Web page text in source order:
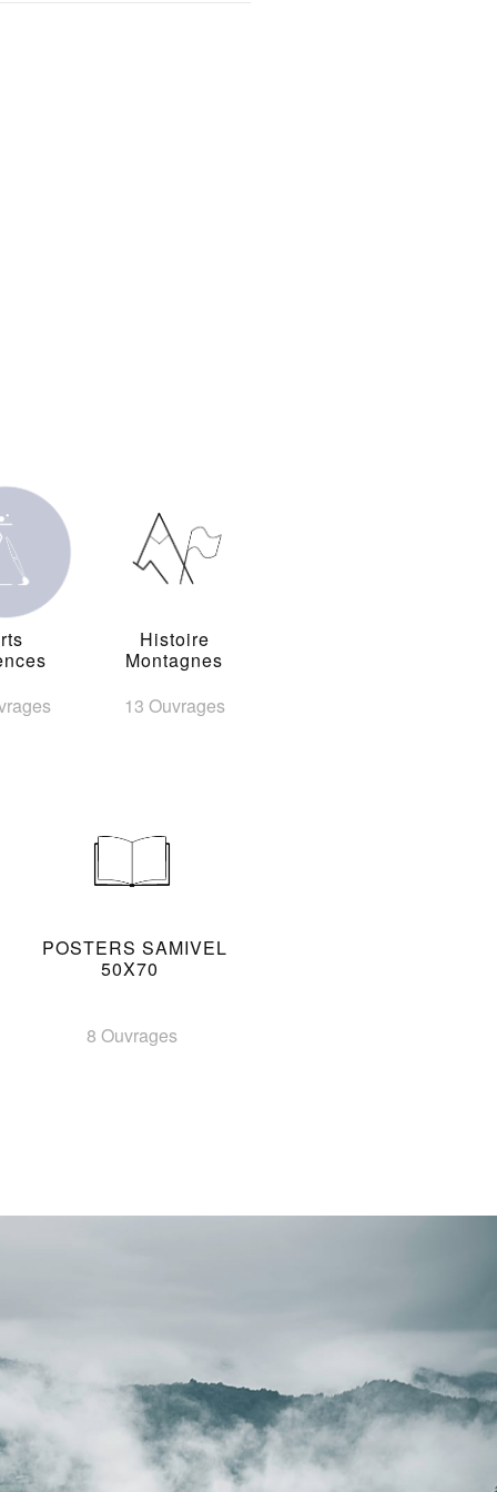
Histoire
Montagnes
13 Ouvrages
POSTERS SAMIVEL
50X70
8 Ouvrages